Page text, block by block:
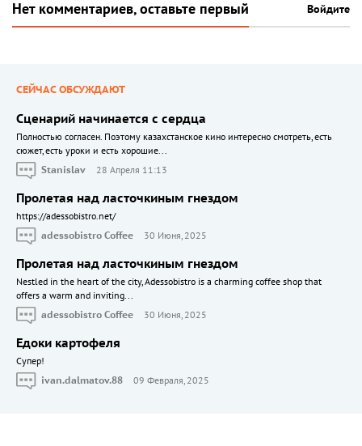
Нет комментариев, оставьте первый Войдите
СЕЙЧАС ОБСУЖДАЮТ
Сценарий начинается с сердца
Полностью согласен. Поэтому казахстанское кино интересно смотреть, есть
сюжет, есть уроки и есть хорошие...
Stanislav
28 Апреля 11:13
Пролетая над ласточкиным гнездом
https://adessobistro.net/
adessobistro Coffee
30 Июня, 2025
Пролетая над ласточкиным гнездом
Nestled in the heart of the city, Adessobistro is a charming coffee shop that
offers a warm and inviting...
adessobistro Coffee
30 Июня, 2025
Едоки картофеля
Cупер!
ivan.dalmatov.88
09 Февраля, 2025